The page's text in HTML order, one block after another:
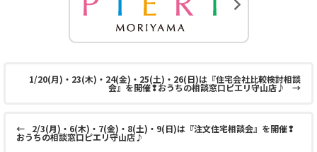
1/20(月)・23(木)・24(金)・25(土)・26(日)は『住宅会社比較検討相談
会』を開催❢おうちの相談窓口ピエリ守山店♪ →
← 2/3(月)・6(木)・7(金)・8(土)・9(日)は『注文住宅相談会』を開催❢
おうちの相談窓口ピエリ守山店♪